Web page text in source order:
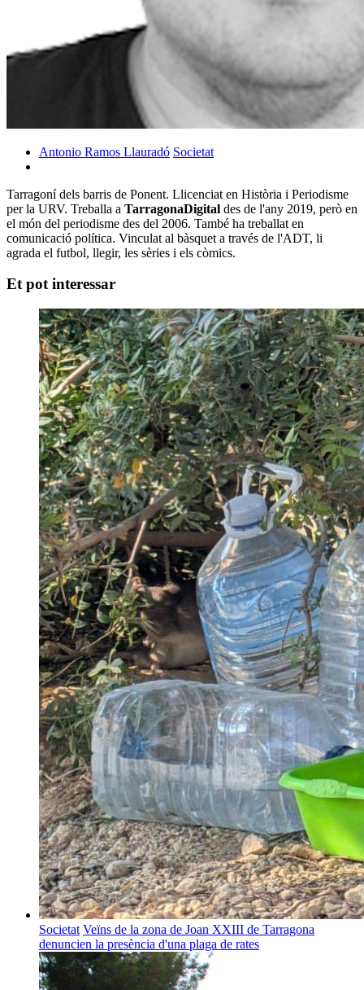
Antonio Ramos Llauradó Societat
Tarragoní dels barris de Ponent. Llicenciat en Història i Periodisme
per la URV. Treballa a TarragonaDigital des de l'any 2019, però en
el món del periodisme des del 2006. També ha treballat en
comunicació política. Vinculat al bàsquet a través de l'ADT, li
agrada el futbol, llegir, les sèries i els còmics.
Et pot interessar
Societat Veïns de la zona de Joan XXIII de Tarragona
denuncien la presència d'una plaga de rates